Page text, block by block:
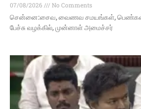
07/08/2026
No Comments
சென்னை:சைவ, வைணவ சமயங்கள், பெண்கள்
பேச்சு வழக்கில், முன்னாள் அமைச்சர்